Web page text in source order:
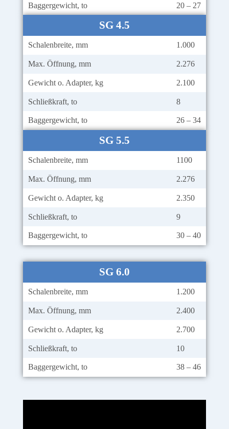
Baggergewicht, to 20 – 27
SG 4.5
Schalenbreite, mm 1.000
Max. Öffnung, mm 2.276
Gewicht o. Adapter, kg 2.100
Schließkraft, to 8
Baggergewicht, to 26 – 34
SG 5.5
Schalenbreite, mm 1100
Max. Öffnung, mm 2.276
Gewicht o. Adapter, kg 2.350
Schließkraft, to 9
Baggergewicht, to 30 – 40
SG 6.0
Schalenbreite, mm 1.200
Max. Öffnung, mm 2.400
Gewicht o. Adapter, kg 2.700
Schließkraft, to 10
Baggergewicht, to 38 – 46